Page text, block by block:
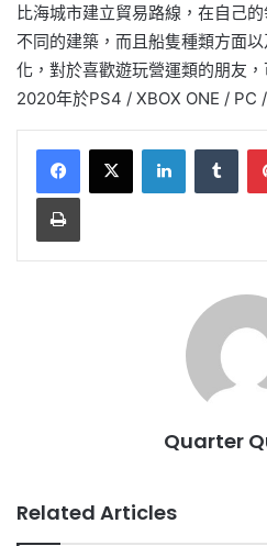
比海城市建立貿易路線，在自己
不同的建築，而且船隻種類方面
化，對於喜歡遊玩營運類的朋友
2020年於PS4 / XBOX ONE / PC
LinkedIn
Print
Quarter
Related Articles